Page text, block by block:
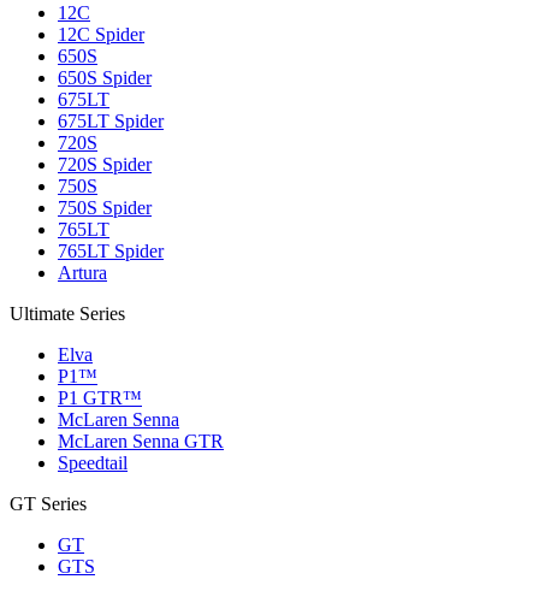
12C
12C Spider
650S
650S Spider
675LT
675LT Spider
720S
720S Spider
750S
750S Spider
765LT
765LT Spider
Artura
Ultimate Series
Elva
P1™
P1 GTR™
McLaren Senna
McLaren Senna GTR
Speedtail
GT Series
GT
GTS